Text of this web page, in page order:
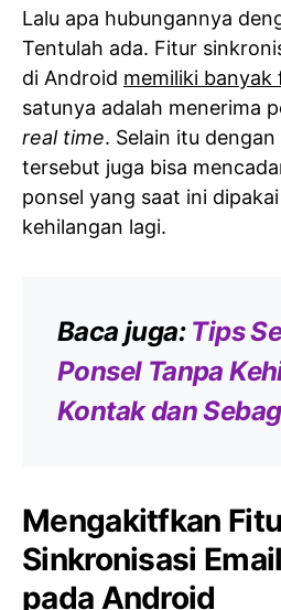
Lalu apa hubungannya
Tentulah ada. Fitur
di Android memiliki banyak
satunya adalah menerima
real time. Selain itu
tersebut juga bisa
ponsel yang saat ini
kehilangan lagi.
Baca juga: Tips
Ponsel Tanpa
Kontak dan
Mengakitfkan
Sinkronisasi
pada Android